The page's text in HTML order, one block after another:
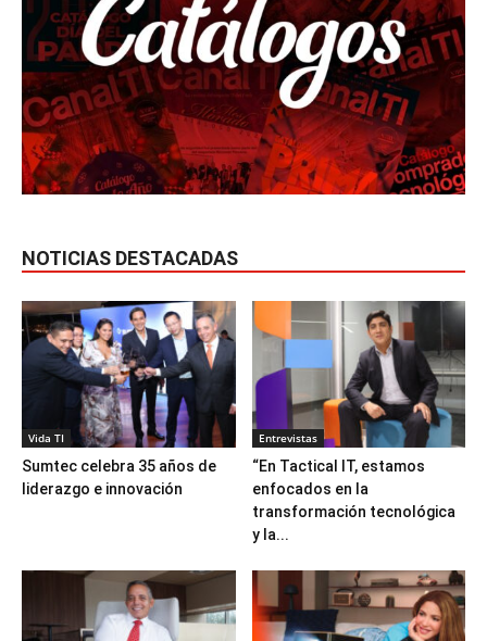
NOTICIAS DESTACADAS
Vida TI
Sumtec celebra 35 años de
liderazgo e innovación
Entrevistas
“En Tactical IT, estamos
enfocados en la
transformación tecnológica
y la...